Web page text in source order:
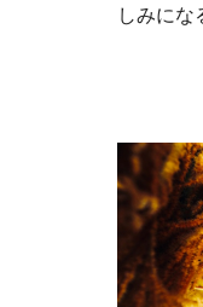
しみにな